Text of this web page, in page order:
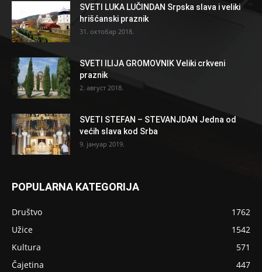
SVETI LUKA LUČINDAN Srpska slava i veliki
hrišćanski praznik
31. октобар 2018.
SVETI ILIJA GROMOVNIK Veliki crkveni
praznik
2. август 2018.
SVETI STEFAN – STEVANJDAN Jedna od
većih slava kod Srba
9. јануар 2019.
POPULARNA KATEGORIJA
Društvo
1762
Užice
1542
Kultura
571
Čajetina
447